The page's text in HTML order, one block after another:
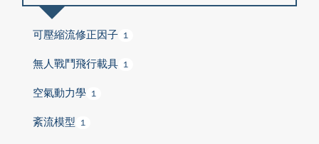
可壓縮流修正因子 1
無人戰鬥飛行載具 1
空氣動力學 1
紊流模型 1